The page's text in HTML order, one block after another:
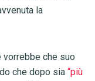
la
vorrebbe che suo
che dopo sia “più